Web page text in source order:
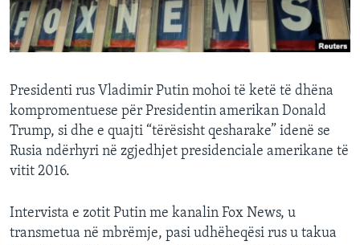
INTERVISTA
DITARI
Presidenti rus Vladimir Putin mohoi të ketë të dhëna
kompromentuese për Presidentin amerikan Donald
Trump, si dhe e quajti “tërësisht qesharake” idenë se
Rusia ndërhyri në zgjedhjet presidenciale amerikane të
vitit 2016.
Intervista e zotit Putin me kanalin Fox News, u
transmetua në mbrëmje, pasi udhëheqësi rus u takua